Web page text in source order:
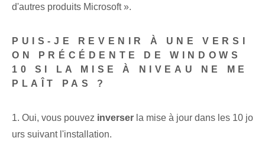
d'autres produits Microsoft ».
PUIS-JE REVENIR À UNE VERSI
ON PRÉCÉDENTE DE WINDOWS
10 SI LA MISE À NIVEAU NE ME
PLAÎT PAS ?
1. Oui, vous pouvez inverser la mise à jour dans les 10 jo
urs suivant l'installation.